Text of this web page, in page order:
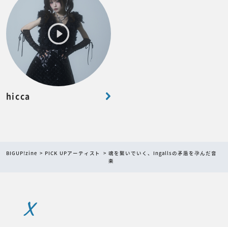
hicca
BIGUP!zine PICK UPアーティスト
魂を繋いでいく、Ingallsの矛盾を孕んだ音
楽
X